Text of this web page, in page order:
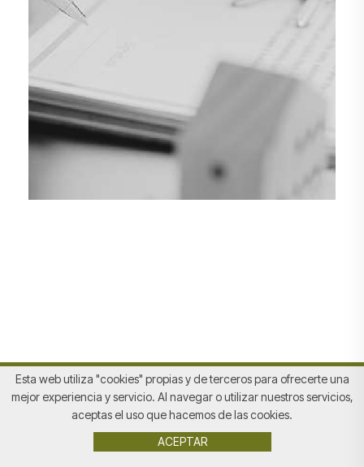
Avis legal|Política de privacitat|Política de Cookies
Esta web utiliza "cookies" propias y de terceros para ofrecerte una
mejor experiencia y servicio. Al navegar o utilizar nuestros servicios,
aceptas el uso que hacemos de las cookies.